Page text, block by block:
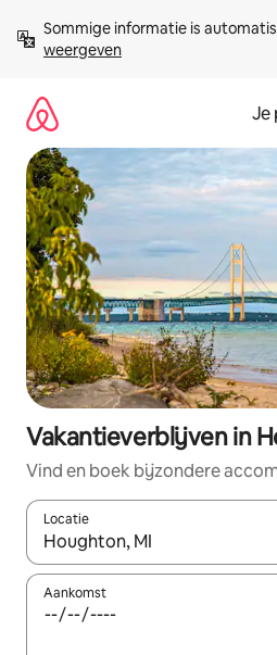
direct
naar
Sommige informatie is
weergeven
Je
Vakantieverblijven in
Vind en boek bijzondere
Locatie
Wanneer er resultaten
Aankomst